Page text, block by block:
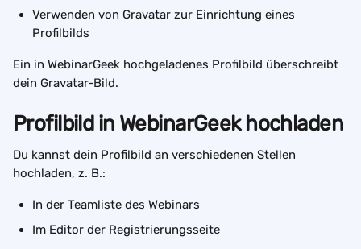
Verwenden von Gravatar zur Einrichtung eines
Profilbilds
Ein in WebinarGeek hochgeladenes Profilbild überschreibt
dein Gravatar-Bild.
Profilbild in WebinarGeek hochladen
Du kannst dein Profilbild an verschiedenen Stellen
hochladen, z. B.:
In der Teamliste des Webinars
Im Editor der Registrierungsseite